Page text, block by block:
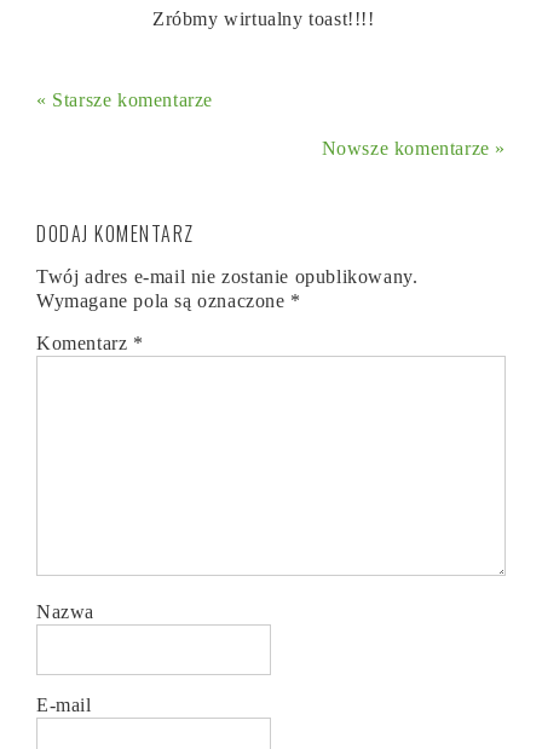
Zróbmy wirtualny toast!!!!
« Starsze komentarze
Nowsze komentarze »
DODAJ KOMENTARZ
Twój adres e-mail nie zostanie opublikowany.
Wymagane pola są oznaczone *
Komentarz *
Nazwa
E-mail